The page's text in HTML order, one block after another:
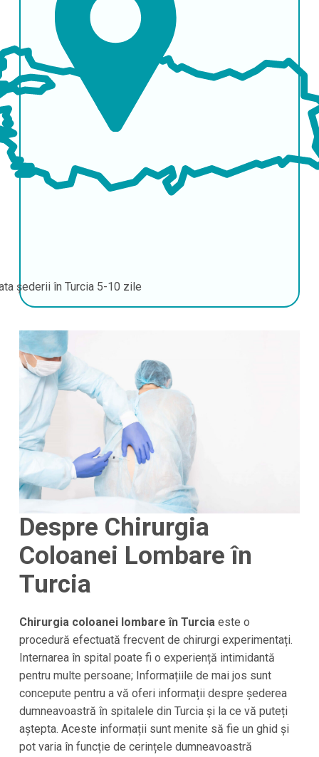
șederii în Turcia 5-10 zile
Despre Chirurgia
Coloanei Lombare în
Turcia
Chirurgia coloanei lombare în Turciaeste o
procedură efectuată frecvent de chirurgi experimentați.
Internarea în spital poate fi o experiență intimidantă
pentru multe persoane; Informațiile de mai jos sunt
concepute pentru a vă oferi informații despre șederea
dumneavoastră în spitalele din Turcia și la ce vă puteți
aștepta. Aceste informații sunt menite să fie un ghid și
pot varia în funcție de cerințele dumneavoastră